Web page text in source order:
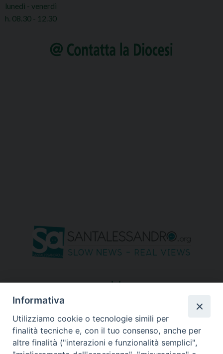
lunedì - venerdì
h. 08.30 - 12.30
seguici su
Informativa
Utilizziamo cookie o tecnologie simili per
finalità tecniche e, con il tuo consenso, anche per
altre finalità ("interazioni e funzionalità semplici",